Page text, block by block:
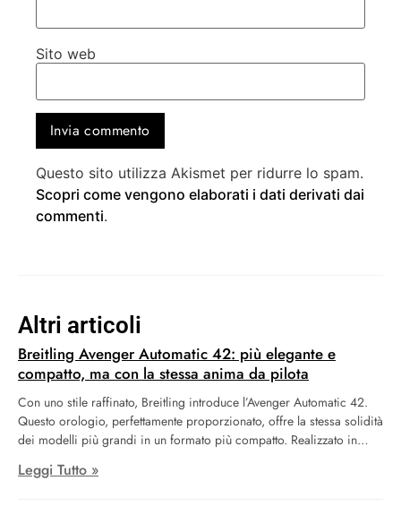
Altri articoli
Breitling Avenger Automatic 42: più elegante e
compatto, ma con la stessa anima da pilota
Con uno stile raffinato, Breitling introduce l’Avenger Automatic 42.
Questo orologio, perfettamente proporzionato, offre la stessa solidità
dei modelli più grandi in un formato più compatto. Realizzato in
tonalità: nero, blu o verde militare. Le opzioni di personalizzazione
Leggi Tutto »
Sito web
Questo sito utilizza Akismet per ridurre lo spam.
Scopri come vengono elaborati i dati derivati dai
commenti.